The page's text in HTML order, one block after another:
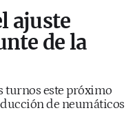
ajuste
de la
turnos este próximo
de neumáticos